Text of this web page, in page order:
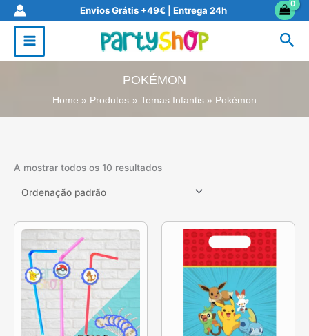
Skip
content
Envios Grátis +49€ | Entrega 24h
POKÉMON
Home Produtos Temas Infantis Pokémon
A mostrar todos os 10 resultados